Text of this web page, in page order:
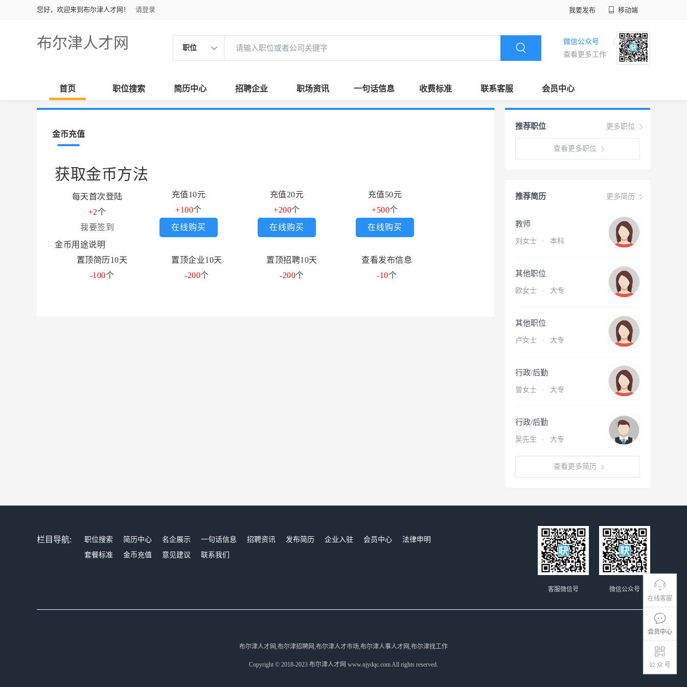
您好，欢迎来到布尔津人才网！ 请登录 我要发布 移动端
布尔津人才网 职位
微信公众号
查看更多工作
首页 职位搜索 简历中心 招聘企业 职场资讯 一句话信息 收费标准 联系客服 会员中心
在线客服
会员中心
公 众 号
金币充值
获取金币方法
每天首次登陆
+2个
我要签到
充值10元
+100个
在线购买
充值20元
+200个
在线购买
充值50元
+500个
在线购买
金币用途说明
置顶简历10天
置顶企业10天 置顶招聘10天
查看发布信息
-100个 -200个 -200个 -10个
更多职位
推荐职位
查看更多职位
更多简历
推荐简历
教师
刘女士 · 本科
其他职位
欧女士 · 大专
其他职位
卢女士 · 大专
行政/后勤
曾女士 · 大专
行政/后勤
吴先生 · 大专
查看更多简历
栏目导航: 职位搜索 简历中心 名企展示 一句话信息 招聘资讯 发布简历 企业入驻 会员中心
法律申明
套餐标准
金币充值 意见建议 联系我们
微信公众号
客服微信号
布尔津人才网,布尔津招聘网,布尔津人才市场,布尔津人事人才网,布尔津找工作
Copyright © 2018-2023 布尔津人才网 www.njydqc.com All rights reserved.